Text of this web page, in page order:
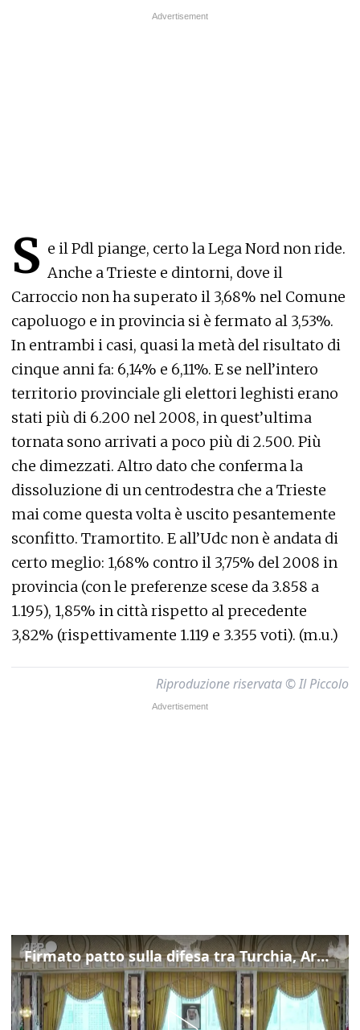
S e il Pdl piange, certo la Lega Nord non ride.
Anche a Trieste e dintorni, dove il
Carroccio non ha superato il 3,68% nel Comune
capoluogo e in provincia si è fermato al 3,53%.
In entrambi i casi, quasi la metà del risultato di
cinque anni fa: 6,14% e 6,11%. E se nell’intero
territorio provinciale gli elettori leghisti erano
stati più di 6.200 nel 2008, in quest’ultima
tornata sono arrivati a poco più di 2.500. Più
che dimezzati. Altro dato che conferma la
dissoluzione di un centrodestra che a Trieste
mai come questa volta è uscito pesantemente
sconfitto. Tramortito. E all’Udc non è andata di
certo meglio: 1,68% contro il 3,75% del 2008 in
provincia (con le preferenze scese da 3.858 a
1.195), 1,85% in città rispetto al precedente
3,82% (rispettivamente 1.119 e 3.355 voti). (m.u.)
Riproduzione riservata © Il Piccolo
Firmato patto sulla difesa tra Turchia, Arabia Saudita e Pakistan